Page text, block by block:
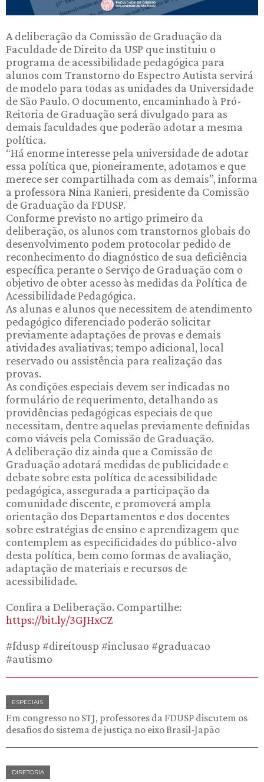
A deliberação da Comissão de Graduação da
Faculdade de Direito da USP que instituiu o
programa de acessibilidade pedagógica para
alunos com Transtorno do Espectro Autista servirá
de modelo para todas as unidades da Universidade
de São Paulo. O documento, encaminhado à Pró-
Reitoria de Graduação será divulgado para as
demais faculdades que poderão adotar a mesma
política.
“Há enorme interesse pela universidade de adotar
essa política que, pioneiramente, adotamos e que
merece ser compartilhada com as demais”, informa
a professora Nina Ranieri, presidente da Comissão
de Graduação da FDUSP.
Conforme previsto no artigo primeiro da
deliberação, os alunos com transtornos globais do
desenvolvimento podem protocolar pedido de
reconhecimento do diagnóstico de sua deficiência
específica perante o Serviço de Graduação com o
objetivo de obter acesso às medidas da Política de
Acessibilidade Pedagógica.
As alunas e alunos que necessitem de atendimento
pedagógico diferenciado poderão solicitar
previamente adaptações de provas e demais
atividades avaliativas; tempo adicional, local
reservado ou assistência para realização das
provas.
As condições especiais devem ser indicadas no
formulário de requerimento, detalhando as
providências pedagógicas especiais de que
necessitam, dentre aquelas previamente definidas
como viáveis pela Comissão de Graduação.
A deliberação diz ainda que a Comissão de
Graduação adotará medidas de publicidade e
debate sobre esta política de acessibilidade
pedagógica, assegurada a participação da
comunidade discente, e promoverá ampla
orientação dos Departamentos e dos docentes
sobre estratégias de ensino e aprendizagem que
contemplem as especificidades do público-alvo
desta política, bem como formas de avaliação,
adaptação de materiais e recursos de
acessibilidade.
Confira a Deliberação. Compartilhe:
https://bit.ly/3GJHxCZ
#fdusp #direitousp #inclusao #graduacao
#autismo
ESPECIAIS
Em congresso no STJ, professores da FDUSP discutem os
desafios do sistema de justiça no eixo Brasil-Japão
DIRETORIA